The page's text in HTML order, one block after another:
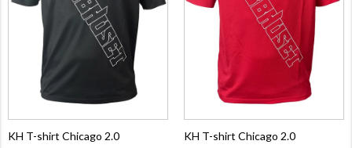
KH T-shirt Chicago 2.0 KH T-shirt Chicago 2.0